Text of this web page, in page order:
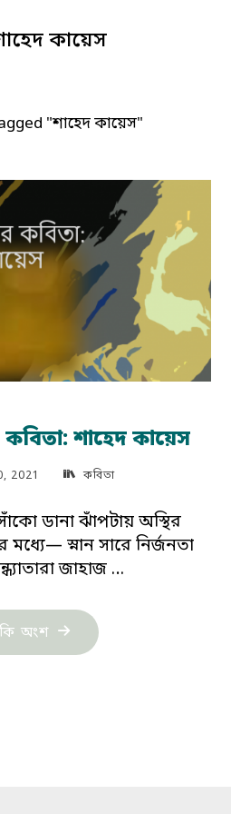
কায়েস
"শাহেদ কায়েস"
কবিতা: শাহেদ কায়েস
2021 কবিতা
ডানা ঝাঁপটায় অস্থির
স্নান সারে নির্জনতা
জাহাজ …
অংশ "সহজিয়া
প্রেমের